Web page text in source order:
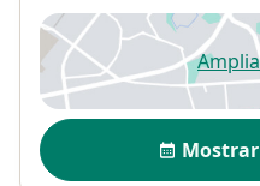
Disponibilidade